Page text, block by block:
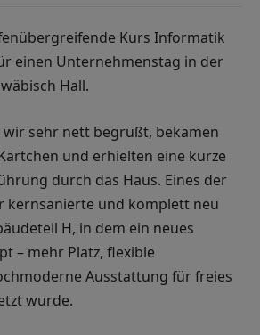
Kurs Informatik
einen Unternehmenstag in der
Hall.
sehr nett begrüßt, bekamen
und erhielten eine kurze
durch das Haus. Eines der
kernsanierte und komplett neu
H, in dem ein neues
– mehr Platz, flexible
Ausstattung für freies
wurde.